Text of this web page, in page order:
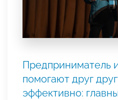
Предприниматель
помогают друг
эффективно: